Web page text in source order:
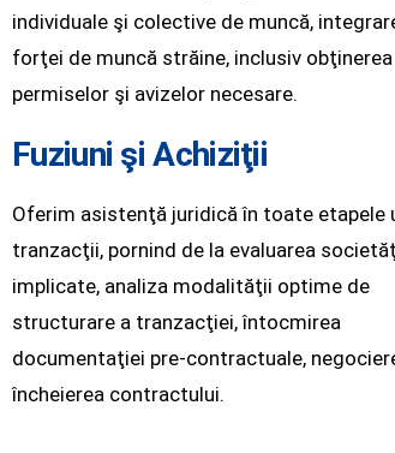
individuale şi colective de muncă,
forţei de muncă străine, inclusiv obţinerea
permiselor şi avizelor necesare.
Fuziuni şi Achiziţii
Oferim asistenţă juridică în toate etapele
tranzacţii, pornind de la evaluarea
implicate, analiza modalităţii optime de
structurare a tranzacţiei, întocmirea
documentaţiei pre-contractuale,
încheierea contractului.